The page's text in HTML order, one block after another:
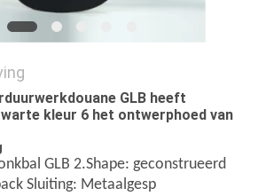
GLB heeft
kleur 6 het ontwerphoed van
GLB 2.Shape: geconstrueerd
Sluiting: Metaalgesp